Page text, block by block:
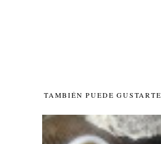
TAMBIÉN PUEDE GUSTARTE